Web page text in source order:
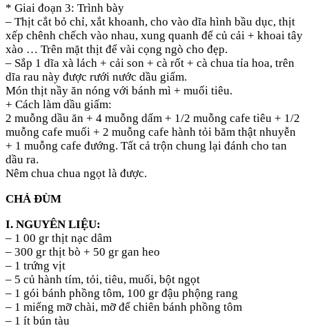
* Giai đoạn 3: Trình bày
– Thịt cắt bỏ chỉ, xắt khoanh, cho vào dĩa hình bầu dục, thịt
xếp chênh chếch vào nhau, xung quanh để củ cải + khoai tây
xào … Trên mặt thịt để vài cọng ngò cho đẹp.
– Sắp 1 dĩa xà lách + cải son + cà rốt + cà chua tỉa hoa, trên
dĩa rau này được rưới nước dầu giấm.
Món thịt nầy ăn nóng với bánh mì + muối tiêu.
+ Cách làm dầu giấm:
2 muỗng dầu ăn + 4 muỗng dấm + 1/2 muỗng cafe tiêu + 1/2
muỗng cafe muối + 2 muỗng cafe hành tỏi băm thật nhuyễn
+ 1 muỗng cafe đướng. Tất cả trộn chung lại đánh cho tan
dầu ra.
Nêm chua chua ngọt là được.
CHẢ ĐÙM
I. NGUYÊN LIỆU:
– 1 00 gr thịt nạc dâm
– 300 gr thịt bò + 50 gr gan heo
– 1 trứng vịt
– 5 củ hành tím, tỏi, tiêu, muối, bột ngọt
– 1 gói bánh phồng tôm, 100 gr đậu phộng rang
– 1 miếng mỡ chài, mỡ để chiên bánh phồng tôm
– 1 ít bún tàu